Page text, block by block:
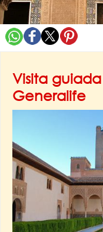
Visita
Generalife